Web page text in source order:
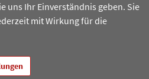
uns Ihr Einverständnis geben. Sie
mit Wirkung für die